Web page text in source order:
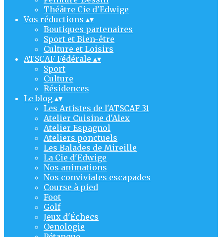
Théâtre Cie d'Edwige
Vos réductions ▴▾
Boutiques partenaires
Sport et Bien-être
Culture et Loisirs
ATSCAF Fédérale ▴▾
Sport
Culture
Résidences
Le blog ▴▾
Les Artistes de l'ATSCAF 31
Atelier Cuisine d'Alex
Atelier Espagnol
Ateliers ponctuels
Les Balades de Mireille
La Cie d'Edwige
Nos animations
Nos conviviales escapades
Course à pied
Foot
Golf
Jeux d'Échecs
Oenologie